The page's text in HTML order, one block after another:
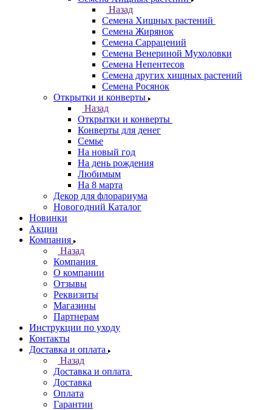
Назад
Семена Хищных растений
Семена Жирянок
Семена Саррацений
Семена Венериной Мухоловки
Семена Непентесов
Семена других хищных растений
Семена Росянок
Открытки и конверты
Назад
Открытки и конверты
Конверты для денег
Семье
На новый год
На день рождения
Любимым
На 8 марта
Декор для флорариума
Новогодний Каталог
Новинки
Акции
Компания
Назад
Компания
О компании
Отзывы
Реквизиты
Магазины
Партнерам
Инструкции по уходу
Контакты
Доставка и оплата
Назад
Доставка и оплата
Доставка
Оплата
Гарантии